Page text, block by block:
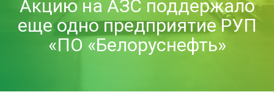
Акцию на АЗС поддержало
еще одно предприятие РУП
«ПО «Белоруснефть»